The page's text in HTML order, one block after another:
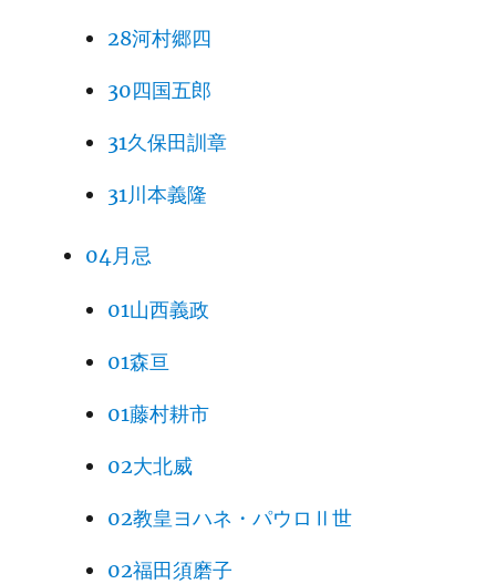
28河村郷四
30四国五郎
31久保田訓章
31川本義隆
04月忌
01山西義政
01森亘
01藤村耕市
02大北威
02教皇ヨハネ・パウロⅡ世
02福田須磨子